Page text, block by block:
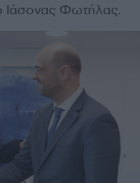
Ιάσονας Φωτήλας.